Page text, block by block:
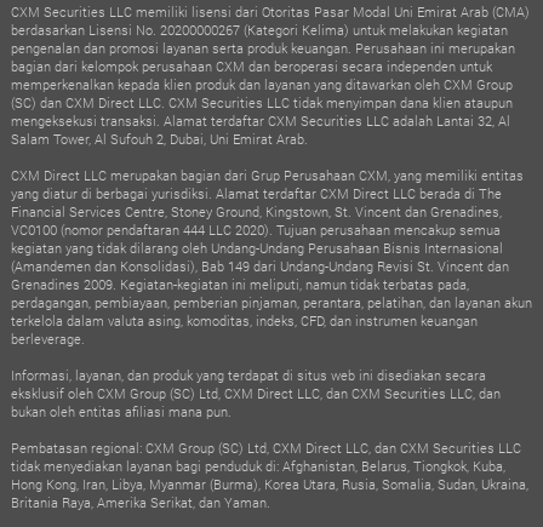
CXM Securities LLC memiliki lisensi dari Otoritas Pasar Modal Uni Emirat Arab (CMA)
berdasarkan Lisensi No. 20200000267 (Kategori Kelima) untuk melakukan kegiatan
pengenalan dan promosi layanan serta produk keuangan. Perusahaan ini merupakan
bagian dari kelompok perusahaan CXM dan beroperasi secara independen untuk
memperkenalkan kepada klien produk dan layanan yang ditawarkan oleh CXM Group
(SC) dan CXM Direct LLC. CXM Securities LLC tidak menyimpan dana klien ataupun
mengeksekusi transaksi. Alamat terdaftar CXM Securities LLC adalah Lantai 32, Al
Salam Tower, Al Sufouh 2, Dubai, Uni Emirat Arab.
CXM Direct LLC merupakan bagian dari Grup Perusahaan CXM, yang memiliki entitas
yang diatur di berbagai yurisdiksi. Alamat terdaftar CXM Direct LLC berada di The
Financial Services Centre, Stoney Ground, Kingstown, St. Vincent dan Grenadines,
VC0100 (nomor pendaftaran 444 LLC 2020). Tujuan perusahaan mencakup semua
kegiatan yang tidak dilarang oleh Undang-Undang Perusahaan Bisnis Internasional
(Amandemen dan Konsolidasi), Bab 149 dari Undang-Undang Revisi St. Vincent dan
Grenadines 2009. Kegiatan-kegiatan ini meliputi, namun tidak terbatas pada,
perdagangan, pembiayaan, pemberian pinjaman, perantara, pelatihan, dan layanan akun
terkelola dalam valuta asing, komoditas, indeks, CFD, dan instrumen keuangan
berleverage.
Informasi, layanan, dan produk yang terdapat di situs web ini disediakan secara
eksklusif oleh CXM Group (SC) Ltd, CXM Direct LLC, dan CXM Securities LLC, dan
bukan oleh entitas afiliasi mana pun.
Pembatasan regional: CXM Group (SC) Ltd, CXM Direct LLC, dan CXM Securities LLC
tidak menyediakan layanan bagi penduduk di: Afghanistan, Belarus, Tiongkok, Kuba,
Hong Kong, Iran, Libya, Myanmar (Burma), Korea Utara, Rusia, Somalia, Sudan, Ukraina,
Britania Raya, Amerika Serikat, dan Yaman.